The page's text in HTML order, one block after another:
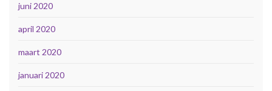
juni 2020
april 2020
maart 2020
januari 2020